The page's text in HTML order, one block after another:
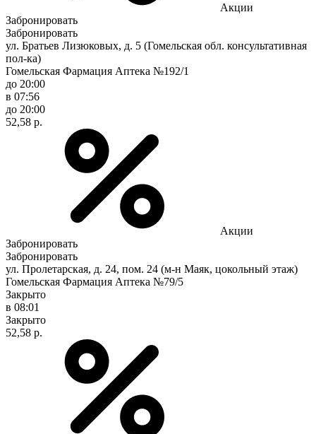
Акции
Забронировать
Забронировать
ул. Братьев Лизюковых, д. 5 (Гомельская обл. консультативная
пол-ка)
Гомельская Фармация Аптека №192/1
до 20:00
в 07:56
до 20:00
52,58 р.
Акции
Забронировать
Забронировать
ул. Пролетарская, д. 24, пом. 24 (м-н Маяк, цокольный этаж)
Гомельская Фармация Аптека №79/5
Закрыто
в 08:01
Закрыто
52,58 р.